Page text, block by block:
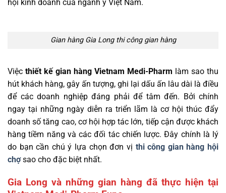
hội kinh doanh của ngành y Việt Nam.
Gian hàng Gia Long thi công gian hàng
Việc thiết kế gian hàng Vietnam Medi-Pharm làm sao thu
hút khách hàng, gây ấn tượng, ghi lại dấu ấn lâu dài là điều
để các doanh nghiệp đáng phải để tâm đến. Bởi chính
ngay tại những ngày diễn ra triển lãm là cơ hội thúc đẩy
doanh số tăng cao, cơ hội hợp tác lớn, tiếp cận được khách
hàng tiềm năng và các đối tác chiến lược. Đây chính là lý
do bạn cần chú ý lựa chọn đơn vị thi công gian hàng hội
chợsao cho đặc biệt nhất.
Gia Long và những gian hàng đã thực hiện tại